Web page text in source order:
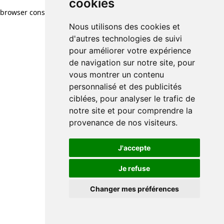
cookies
Nous utilisons des cookies et
d'autres technologies de suivi
pour améliorer votre expérience
de navigation sur notre site, pour
vous montrer un contenu
personnalisé et des publicités
ciblées, pour analyser le trafic de
notre site et pour comprendre la
provenance de nos visiteurs.
J'accepte
Je refuse
Changer mes préférences
cookies
Nous utilisons des cookies et
d'autres technologies de suivi
pour améliorer votre expérience
de navigation sur notre site, pour
vous montrer un contenu
personnalisé et des publicités
ciblées, pour analyser le trafic de
notre site et pour comprendre la
provenance de nos visiteurs.
J'accepte
Je refuse
Changer mes préférences
browser console for more information)